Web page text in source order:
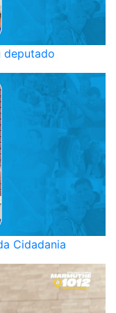
deputado
Cidadania